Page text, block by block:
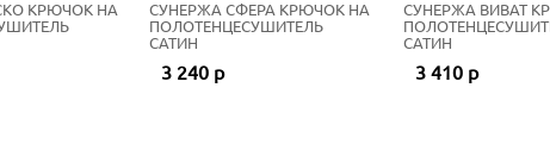
КРЮЧОК НА
СУНЕРЖА СФЕРА КРЮЧОК НА
ПОЛОТЕНЦЕСУШИТЕЛЬ
САТИН
3 240 р
СУНЕРЖА ВИВАТ
САТИН
3 410 р